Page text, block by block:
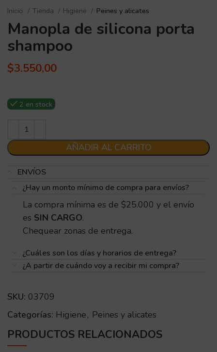
Inicio Tienda Higiene Peines y alicates
Manopla de silicona porta
shampoo
$3.550,00
2 en stock
AÑADIR AL CARRITO
ENVÍOS
¿Hay un monto mínimo de compra para envíos?
La compra mínima es de $25.000 y el envío
es SIN CARGO.
Chequear zonas de entrega.
¿Cuáles son los días y horarios de entrega?
¿A partir de cuándo voy a recibir mi compra?
SKU: 03709
Categorías: Higiene, Peines y alicates
PRODUCTOS RELACIONADOS